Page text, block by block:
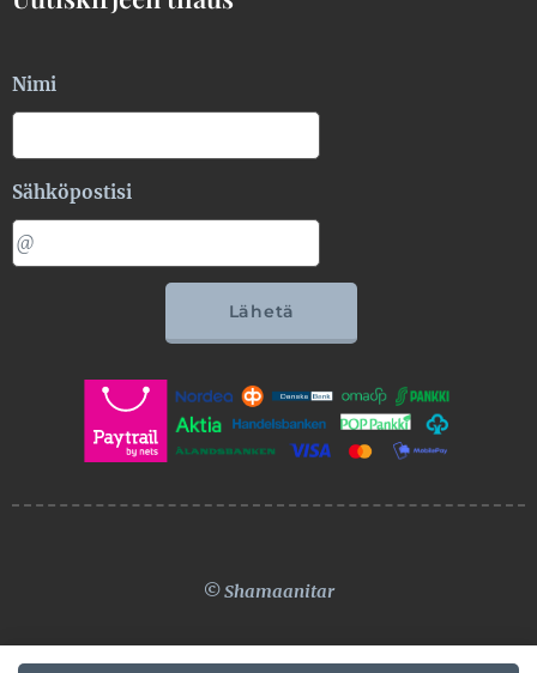
Nimi
Sähköpostisi
Lähetä
© Shamaanitar